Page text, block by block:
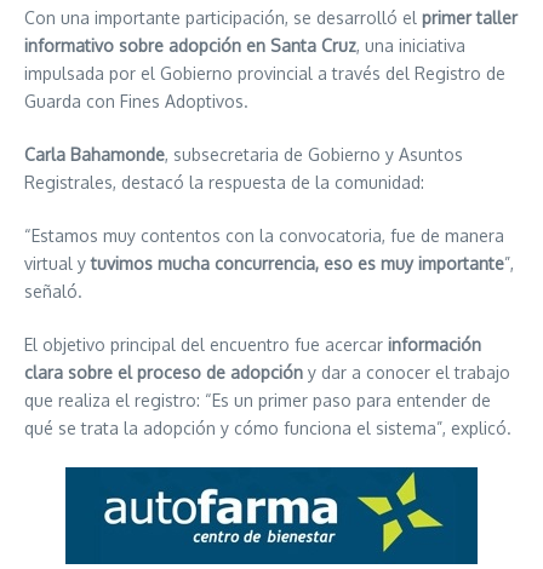
Con una importante participación, se desarrolló el primer taller
informativo sobre adopción en Santa Cruz, una iniciativa
impulsada por el Gobierno provincial a través del Registro de
Guarda con Fines Adoptivos.
Carla Bahamonde, subsecretaria de Gobierno y Asuntos
Registrales, destacó la respuesta de la comunidad:
“Estamos muy contentos con la convocatoria, fue de manera
virtual ytuvimos mucha concurrencia, eso es muy importante”,
señaló.
El objetivo principal del encuentro fue acercar información
clara sobre el proceso de adopción y dar a conocer el trabajo
que realiza el registro: “Es un primer paso para entender de
qué se trata la adopción y cómo funciona el sistema”, explicó.